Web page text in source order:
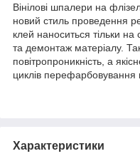
Вінілові шпалери на
новий стиль проведення
клей наноситься тільки на
та демонтаж матеріалу.
повітропроникність, а
циклів
Характеристики